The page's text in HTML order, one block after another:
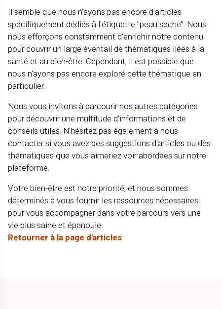
Il semble que nous n'ayons pas encore d'articles
spécifiquement dédiés à l'étiquette "peau seche". Nous
nous efforçons constamment d'enrichir notre contenu
pour couvrir un large éventail de thématiques liées à la
santé et au bien-être. Cependant, il est possible que
nous n'ayons pas encore exploré cette thématique en
particulier.
Nous vous invitons à parcourir nos autres catégories
pour découvrir une multitude d'informations et de
conseils utiles. N'hésitez pas également à nous
contacter si vous avez des suggestions d'articles ou des
thématiques que vous aimeriez voir abordées sur notre
plateforme.
Votre bien-être est notre priorité, et nous sommes
déterminés à vous fournir les ressources nécessaires
pour vous accompagner dans votre parcours vers une
vie plus saine et épanouie.
Retourner à la page d'articles